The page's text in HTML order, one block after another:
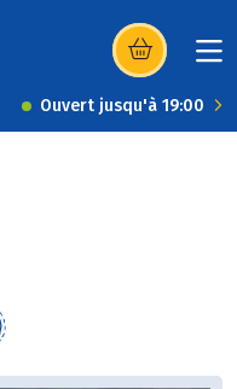
(s’ouvre dans
Ouvert jusqu'à 19:00